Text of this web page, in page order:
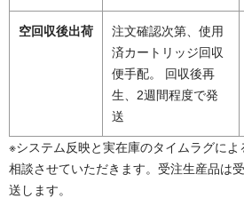
空回収後出荷
注文確認次第、使用
済カートリッジ回収
便手配。 回収後再
生、2週間程度で発
送
※システム反映と実在庫のタイムラグに
相談させていただきます。受注生産品は
送します。